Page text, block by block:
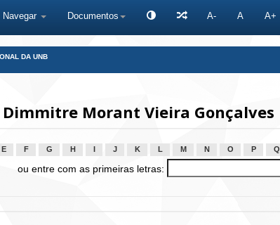
Navegar Documentos A- A A+
DA UNB
Morant Vieira Gonçalves
E F G H J K L M N O P Q
ou entre com as primeiras letras: